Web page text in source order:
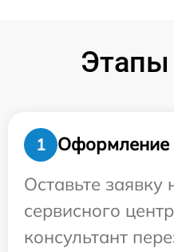
Этапы
1
Оформление
Оставьте заявку
сервисного
консультант